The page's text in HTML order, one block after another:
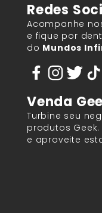
Redes
Acompanhe
e fique por
do Mundos
Venda
Turbine seu
produtos Geek.
e aproveite